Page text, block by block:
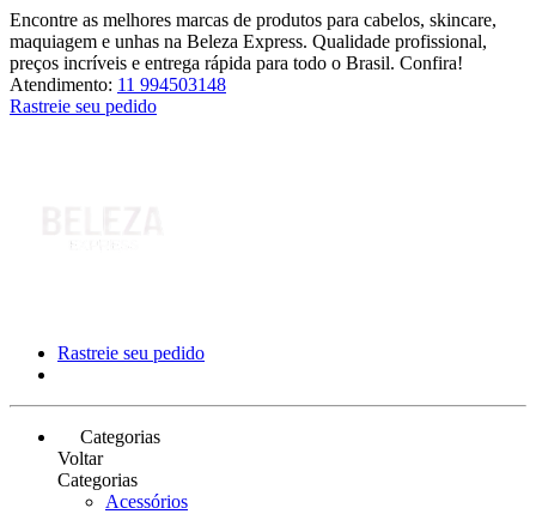
Encontre as melhores marcas de produtos para cabelos, skincare,
maquiagem e unhas na Beleza Express. Qualidade profissional,
preços incríveis e entrega rápida para todo o Brasil. Confira!
Atendimento: 11 994503148
Rastreie seu pedido
Rastreie seu pedido
Categorias
Voltar
Categorias
Acessórios